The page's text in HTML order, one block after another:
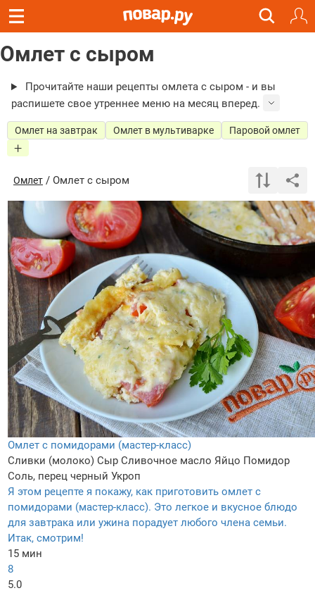
Омлет с сыром
Прочитайте наши рецепты омлета с сыром - и вы
распишете свое утреннее меню на месяц вперед.
Омлет на завтрак Омлет в мультиварке Паровой омлет
Омлет / Омлет с сыром
Омлет с помидорами (мастер-класс)
Сливки (молоко) Сыр Сливочное масло Яйцо Помидор
Соль, перец черный Укроп
Я этом рецепте я покажу, как приготовить омлет с
помидорами (мастер-класс). Это легкое и вкусное блюдо
для завтрака или ужина порадует любого члена семьи.
Итак, смотрим!
15 мин
8
5.0